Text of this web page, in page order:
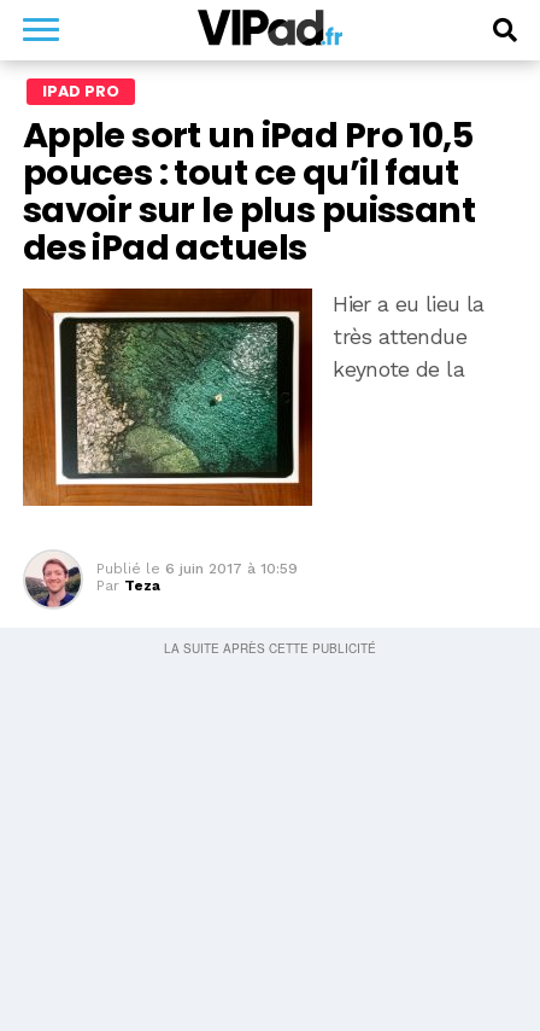
IPAD PRO
Apple sort un iPad Pro 10,5
pouces : tout ce qu’il faut
savoir sur le plus puissant
des iPad actuels
Hier a eu lieu la
très attendue
keynote de la
Publié le 6 juin 2017 à 10:59
Par Teza